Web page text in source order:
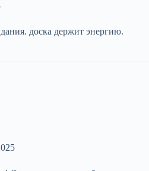
доска держит энергию.